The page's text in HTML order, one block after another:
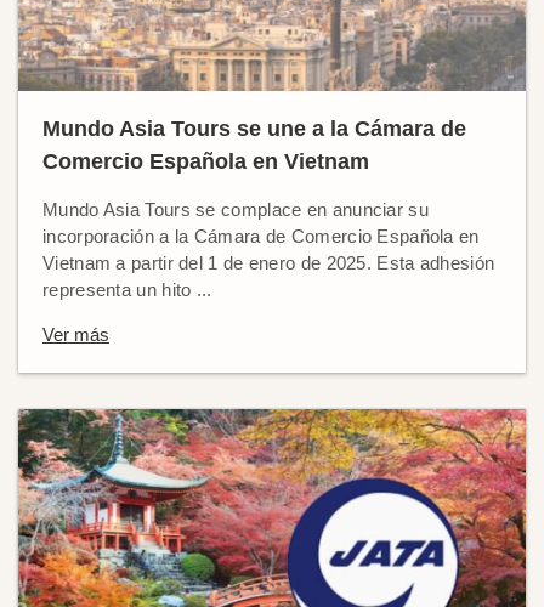
Mundo Asia Tours se une a la Cámara de
Comercio Española en Vietnam
Mundo Asia Tours se complace en anunciar su
incorporación a la Cámara de Comercio Española en
Vietnam a partir del 1 de enero de 2025. Esta adhesión
representa un hito ...
Ver más